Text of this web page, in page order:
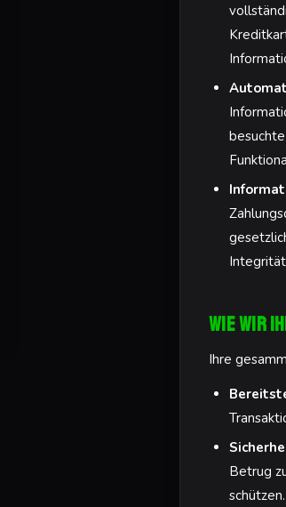
Wie wir
Ihre
Betrug
schützen.